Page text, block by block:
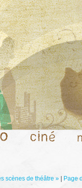
scènes de théâtre » Page